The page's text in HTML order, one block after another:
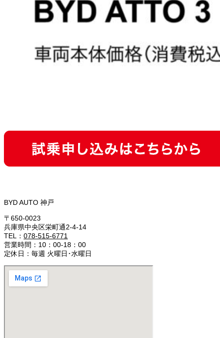
BYD AUTO 神戸
〒650-0023
兵庫県中央区栄町通2-4-14
TEL： 078-515-6771
営業時間：10：00-18：00
定休日：毎週 火曜日･水曜日